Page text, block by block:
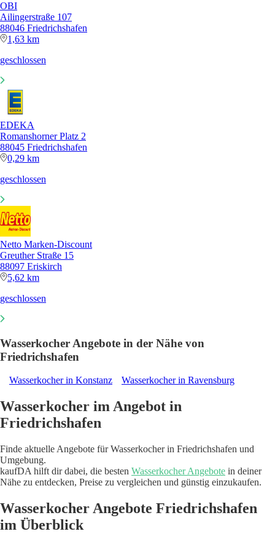
OBI
Ailingerstraße 107
88046 Friedrichshafen
1,63 km
geschlossen
EDEKA
Romanshorner Platz 2
88045 Friedrichshafen
0,29 km
geschlossen
Netto Marken-Discount
Greuther Straße 15
88097 Eriskirch
5,62 km
geschlossen
Wasserkocher Angebote in der Nähe von
Friedrichshafen
Wasserkocher in Konstanz Wasserkocher in Ravensburg
Wasserkocher im Angebot in
Friedrichshafen
Finde aktuelle Angebote für Wasserkocher in Friedrichshafen und
Umgebung.
kaufDA hilft dir dabei, die besten Wasserkocher Angebote in deiner
Nähe zu entdecken, Preise zu vergleichen und günstig einzukaufen.
Wasserkocher Angebote Friedrichshafen
im Überblick